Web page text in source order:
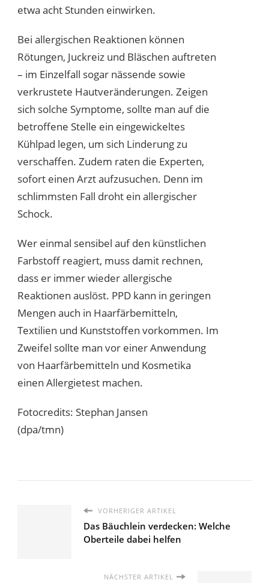
etwa acht Stunden einwirken.
Bei allergischen Reaktionen können
Rötungen, Juckreiz und Bläschen auftreten
– im Einzelfall sogar nässende sowie
verkrustete Hautveränderungen. Zeigen
sich solche Symptome, sollte man auf die
betroffene Stelle ein eingewickeltes
Kühlpad legen, um sich Linderung zu
verschaffen. Zudem raten die Experten,
sofort einen Arzt aufzusuchen. Denn im
schlimmsten Fall droht ein allergischer
Schock.
Wer einmal sensibel auf den künstlichen
Farbstoff reagiert, muss damit rechnen,
dass er immer wieder allergische
Reaktionen auslöst. PPD kann in geringen
Mengen auch in Haarfärbemitteln,
Textilien und Kunststoffen vorkommen. Im
Zweifel sollte man vor einer Anwendung
von Haarfärbemitteln und Kosmetika
einen Allergietest machen.
Fotocredits: Stephan Jansen
(dpa/tmn)
VORHERIGER ARTIKEL
Das Bäuchlein verdecken: Welche
Oberteile dabei helfen
NÄCHSTER ARTIKEL